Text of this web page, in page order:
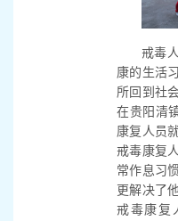
戒毒
康的生活
所回到社
在贵阳清
康复人员
戒毒康复
常作息习
更解决了
戒毒康复